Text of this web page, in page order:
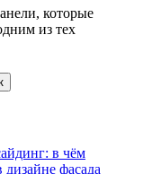
которые
из тех
в чём
фасада